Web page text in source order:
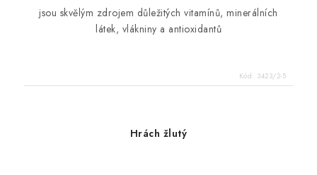
jsou skvělým zdrojem důležitých vitamínů, minerálních
látek, vlákniny a antioxidantů
Kód: 3423/2-5
Hrách žlutý